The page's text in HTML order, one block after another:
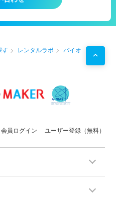
す レンタルラボ
バイオ
会員ログイン ユーザー登録（無料）